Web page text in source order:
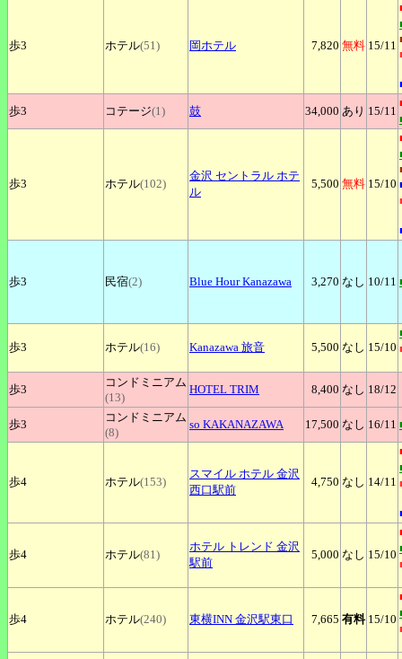
歩3 ホテル(51) 岡ホテル 7,820 無料 15/11
歩3
コテージ(1) 鼓 34,000 あり 15/11
歩3 ホテル(102)
金沢 セントラル ホテ
ル
5,500 無料 15/10
歩3 民宿(2) Blue Hour Kanazawa 3,270 なし 10/11
歩3 ホテル(16) Kanazawa 旅音 5,500 なし 15/10
歩3
コンドミニアム
(13)
HOTEL TRIM 8,400 なし 18/12
歩3
コンドミニアム
(8)
so KAKANAZAWA 17,500 なし 16/11
歩4 ホテル(153)
スマイル ホテル 金沢
西口駅前
4,750 なし 14/11
歩4 ホテル(81)
ホテル トレンド 金沢
駅前
5,000 なし 15/10
歩4 ホテル(240) 東横INN 金沢駅東口 7,665 有料 15/10